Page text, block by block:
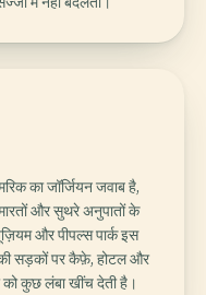
का जॉर्जियन जवाब है,
और सुथरे अनुपातों के
और पीपल्स पार्क इस
सड़कों पर कैफ़े, होटल और
को कुछ लंबा खींच देती है।